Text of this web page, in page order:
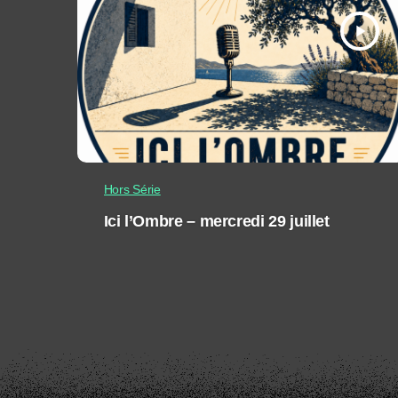
play_arrow
Hors Série
Ici l’Ombre – mercredi 29 juillet